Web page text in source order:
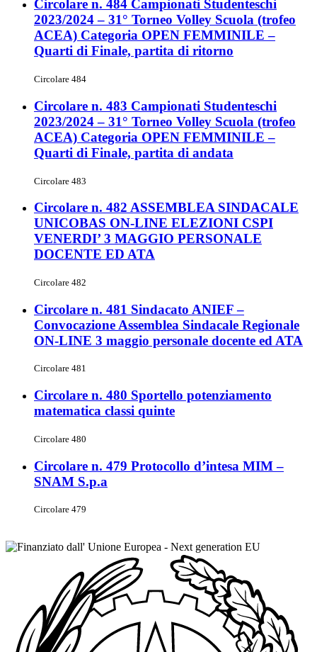
Circolare n. 484 Campionati Studenteschi
2023/2024 – 31° Torneo Volley Scuola (trofeo
ACEA) Categoria OPEN FEMMINILE –
Quarti di Finale, partita di ritorno
Circolare 484
Circolare n. 483 Campionati Studenteschi
2023/2024 – 31° Torneo Volley Scuola (trofeo
ACEA) Categoria OPEN FEMMINILE –
Quarti di Finale, partita di andata
Circolare 483
Circolare n. 482 ASSEMBLEA SINDACALE
UNICOBAS ON-LINE ELEZIONI CSPI
VENERDI’ 3 MAGGIO PERSONALE
DOCENTE ED ATA
Circolare 482
Circolare n. 481 Sindacato ANIEF –
Convocazione Assemblea Sindacale Regionale
ON-LINE 3 maggio personale docente ed ATA
Circolare 481
Circolare n. 480 Sportello potenziamento
matematica classi quinte
Circolare 480
Circolare n. 479 Protocollo d’intesa MIM –
SNAM S.p.a
Circolare 479